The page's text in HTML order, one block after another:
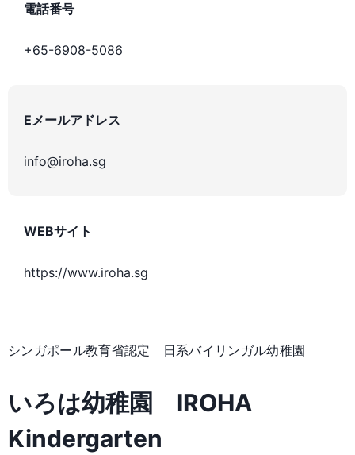
電話番号
+65-6908-5086
Eメールアドレス
info@iroha.sg
WEBサイト
https://www.iroha.sg
シンガポール教育省認定 日系バイリンガル幼稚園
いろは幼稚園 IROHA
Kindergarten